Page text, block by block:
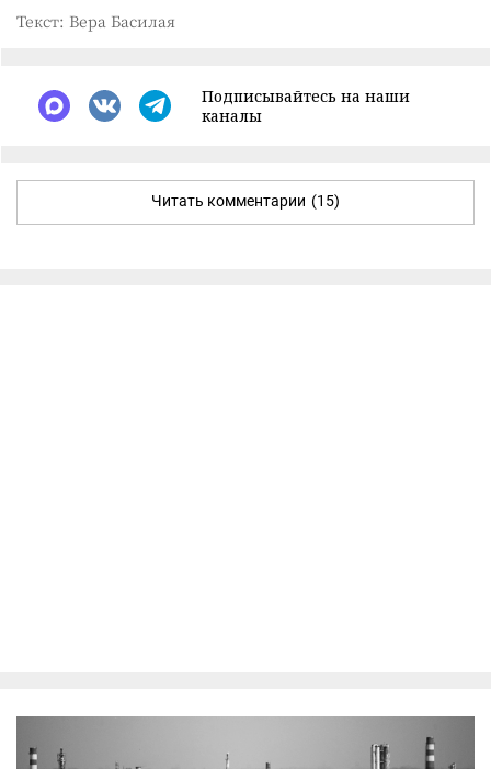
Текст: Вера Басилая
Подписывайтесь на наши
каналы
Читать комментарии (15)